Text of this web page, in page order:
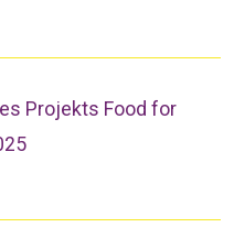
Projekts Food for